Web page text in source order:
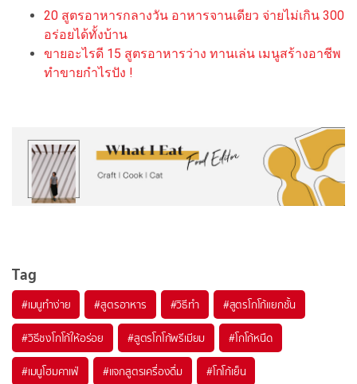
20 สูตรอาหารกลางวัน อาหารจานเดียว จ่ายไม่เกิน 300
อร่อยได้ทั้งบ้าน
ขายอะไรดี 15 สูตรอาหารว่าง ทานเล่น เมนูสร้างอาชีพ
ทำขายกำไรปัง !
Tag
#เมนูทำง่าย #สูตรอาหาร #วิธีทำ #สูตรโกโก้แยกชั้น
#วิธีชงโกโก้ให้อร่อย #สูตรโกโก้พรีเมียม #โกโก้หนืด
#เมนูโฮมคาเฟ่ #แจกสูตรเครื่องดื่ม #โกโก้เย็น